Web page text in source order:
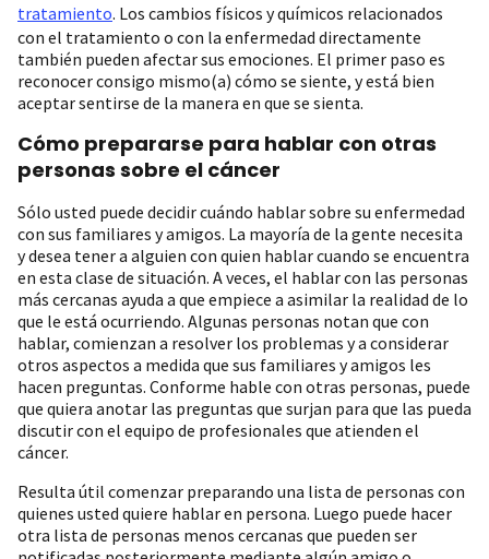
tratamiento. Los cambios físicos y químicos relacionados
con el tratamiento o con la enfermedad directamente
también pueden afectar sus emociones. El primer paso es
reconocer consigo mismo(a) cómo se siente, y está bien
aceptar sentirse de la manera en que se sienta.
Cómo prepararse para hablar con otras
personas sobre el cáncer
Sólo usted puede decidir cuándo hablar sobre su enfermedad
con sus familiares y amigos. La mayoría de la gente necesita
y desea tener a alguien con quien hablar cuando se encuentra
en esta clase de situación. A veces, el hablar con las personas
más cercanas ayuda a que empiece a asimilar la realidad de lo
que le está ocurriendo. Algunas personas notan que con
hablar, comienzan a resolver los problemas y a considerar
otros aspectos a medida que sus familiares y amigos les
hacen preguntas. Conforme hable con otras personas, puede
que quiera anotar las preguntas que surjan para que las pueda
discutir con el equipo de profesionales que atienden el
cáncer.
Resulta útil comenzar preparando una lista de personas con
quienes usted quiere hablar en persona. Luego puede hacer
otra lista de personas menos cercanas que pueden ser